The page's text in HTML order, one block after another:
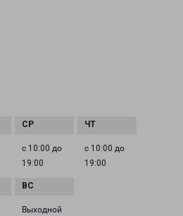
с 10:00 до
19:00
с 10:00 до
19:00
Выходной